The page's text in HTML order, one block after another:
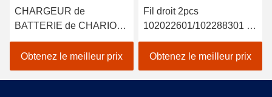
CHARGEUR de
BATTERIE de CHARIOT
de GOLF de 48V 15A
POUR la COURONNE
AVEC DES ERREURS
de TROJAN de
Obtenez le meilleur prix
Fil droit 2pcs
102022601/102288301 de
Rod End 2004-UP de lien
de DS de voiture de club
Obtenez le meilleur prix